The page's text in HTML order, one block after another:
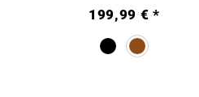
199,99 € *